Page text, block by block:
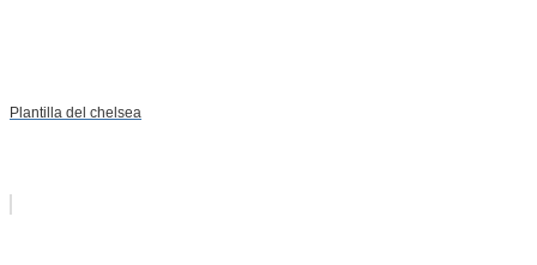
Plantilla del chelsea